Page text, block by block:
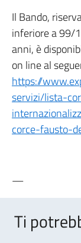
Il Bando,
inferiore a 99/
anni, è
on line al
https://
servizi/lista-
corce-fausto-
—
Ti